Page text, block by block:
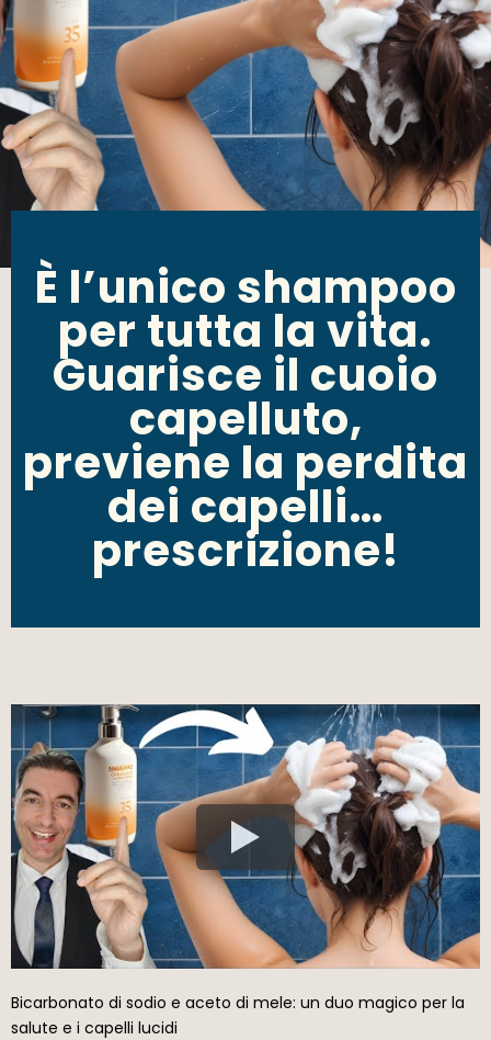
È l’unico shampoo
per tutta la vita.
Guarisce il cuoio
capelluto,
previene la perdita
dei capelli…
prescrizione!
Bicarbonato di sodio e aceto di mele: un duo magico per la
salute e i capelli lucidi